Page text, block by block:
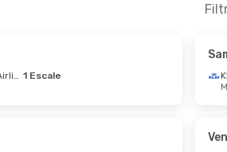
Klm Royal Dutch Airlines 1 Escale